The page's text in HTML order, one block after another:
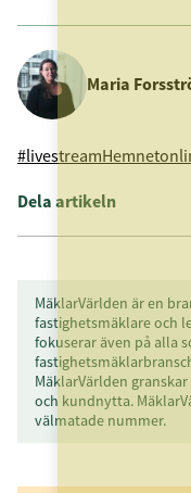
Maria
#livestreamHemnet
Dela artikeln
MäklarVärlden är en
fastighetsmäklare och
fokuserar även på alla
MäklarVärlden
och kundnytta.
välmatade nummer.